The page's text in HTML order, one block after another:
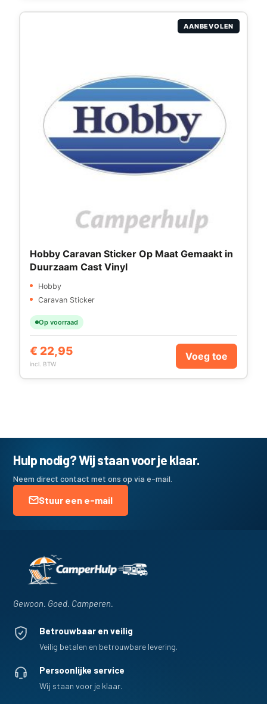
AANBEVOLEN
Hobby Caravan Sticker Op Maat Gemaakt in
Duurzaam Cast Vinyl
Hobby
Caravan Sticker
Op voorraad
€ 22,95
incl. BTW
Voeg toe
Hulp nodig? Wij staan voor je klaar.
Neem direct contact met ons op via e-mail.
Stuur een e-mail
Gewoon. Goed. Camperen.
Betrouwbaar en veilig
Veilig betalen en betrouwbare levering.
Persoonlijke service
Wij staan voor je klaar.